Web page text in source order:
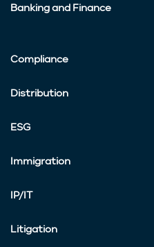
Banking and Finance
Compliance
Distribution
ESG
Immigration
IP/IT
Litigation